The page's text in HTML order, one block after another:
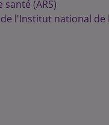
(ARS)
l'Institut national de